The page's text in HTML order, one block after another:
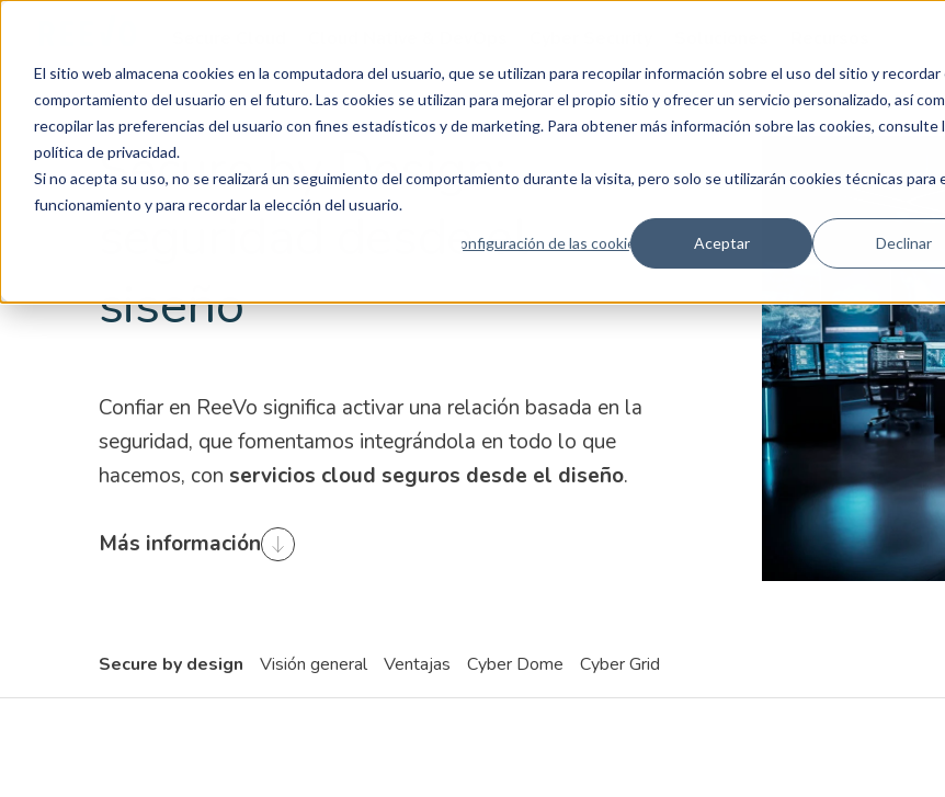
El sitio web almacena cookies en la computadora del usuario, que se utilizan para recopilar información sobre el uso del sitio y recordar
comportamiento del usuario en el futuro. Las cookies se utilizan para mejorar el propio sitio y ofrecer un servicio personalizado, así
recopilar las preferencias del usuario con fines estadísticos y de marketing. Para obtener más información sobre las cookies, consulte
política de privacidad.
Si no acepta su uso, no se realizará un seguimiento del comportamiento durante la visita, pero solo se utilizarán cookies técnicas para
funcionamiento y para recordar la elección del usuario.
Configuración de las cookies Aceptar Declinar
Secure by Design:
seguridad desde el
siseño
Confiar en ReeVo significa activar una relación basada en la
seguridad, que fomentamos integrándola en todo lo que
hacemos, con servicios cloud seguros desde el diseño.
Más información
Secure by design Visión general Ventajas Cyber Dome Cyber Grid